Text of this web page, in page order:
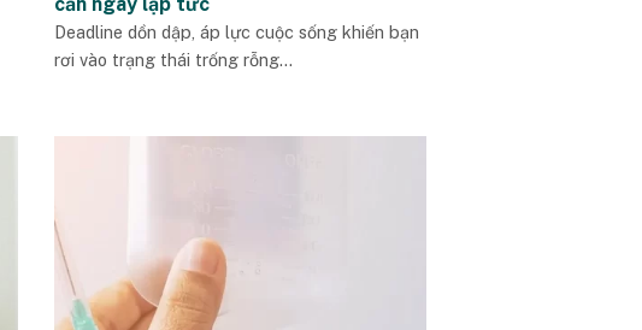
Deadline dồn dập, áp lực cuộc sống khiến bạn
rơi vào trạng thái trống rỗng...